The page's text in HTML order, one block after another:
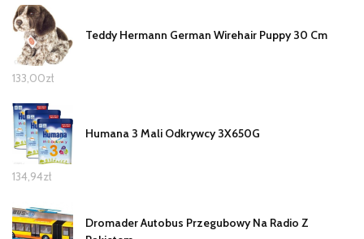
Teddy Hermann German Wirehair Puppy 30 Cm
133,00zł
Humana 3 Mali Odkrywcy 3X650G
134,94zł
Dromader Autobus Przegubowy Na Radio Z